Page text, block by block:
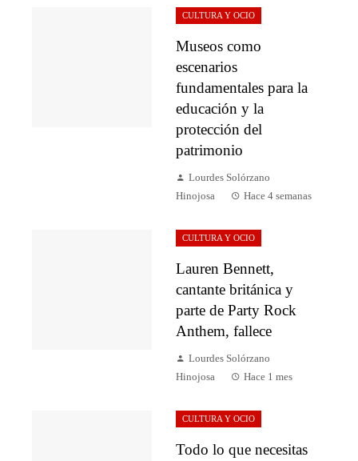
CULTURA Y OCIO
Museos como
escenarios
fundamentales para la
educación y la
protección del
patrimonio
Lourdes Solórzano
Hinojosa
Hace 4 semanas
CULTURA Y OCIO
Lauren Bennett,
cantante británica y
parte de Party Rock
Anthem, fallece
Lourdes Solórzano
Hinojosa
Hace 1 mes
CULTURA Y OCIO
Todo lo que necesitas